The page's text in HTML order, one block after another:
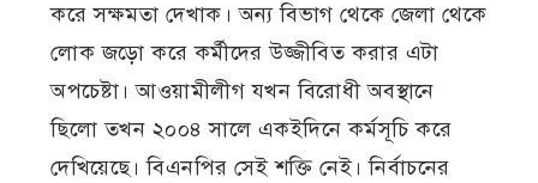
করে সক্ষমতা দেখাক। অন্য বিভাগ থেকে জেলা থেকে
লোক জড়ো করে কর্মীদের উজ্জীবিত করার এটা
অপচেষ্টা। আওয়ামীলীগ যখন বিরোধী অবস্থানে
ছিলো তখন ২০০৪ সালে একইদিনে কর্মসূচি করে
দেখিয়েছে। বিএনপির সেই শক্তি নেই। নির্বাচনের